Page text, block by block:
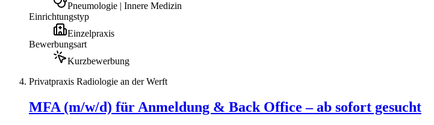
Pneumologie | Innere Medizin
Einrichtungstyp
Einzelpraxis
Bewerbungsart
Kurzbewerbung
Privatpraxis Radiologie an der Werft
MFA (m/w/d) für Anmeldung & Back Office – ab sofort gesucht